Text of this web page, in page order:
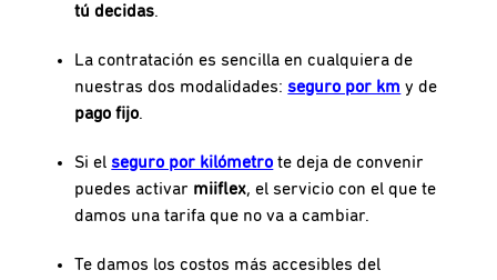
tú decidas.
La contratación es sencilla en cualquiera de
nuestras dos modalidades:seguro por km y de
pago fijo.
Si elseguro por kilómetro te deja de convenir
puedes activar miiflex, el servicio con el que te
damos una tarifa que no va a cambiar.
Te damos los costos más accesibles del